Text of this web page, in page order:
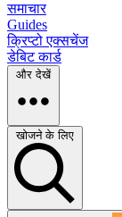
समाचार
Guides
क्रिप्टो एक्सचेंज
डेबिट कार्ड
और देखें
खोजने के लिए